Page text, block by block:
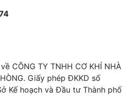
CÔNG TY TNHH CƠ KHÍ NHÀ
Giấy phép ĐKKD số
Kế hoạch và Đầu tư Thành phố